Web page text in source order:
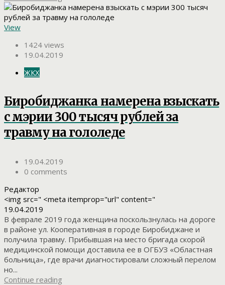
View
1424 views
19.04.2019
ЖКХ
Биробиджанка намерена взыскать
с мэрии 300 тысяч рублей за
травму на гололеде
19.04.2019
0 comments
Редактор
<img src=" <meta itemprop="url" content="
19.04.2019
В феврале 2019 года женщина поскользнулась на дороге
в районе ул. Кооперативная в городе Биробиджане и
получила травму. Прибывшая на место бригада скорой
медицинской помощи доставила ее в ОГБУЗ «Областная
больница», где врачи диагностировали сложный перелом
но...
Continue reading